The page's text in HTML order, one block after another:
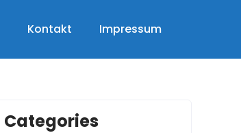
Kontakt Impressum
Categories